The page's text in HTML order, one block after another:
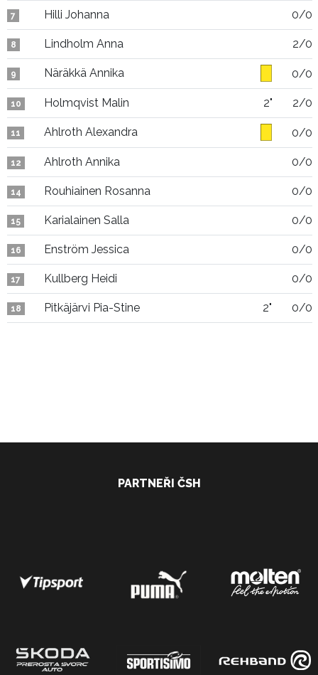
7 Hilli Johanna 0/0
8 Lindholm Anna 2/0
9 Näräkkä Annika 0/0
10 Holmqvist Malin 2" 2/0
11 Ahlroth Alexandra 0/0
12 Ahlroth Annika 0/0
14 Rouhiainen Rosanna 0/0
15 Karialainen Salla 0/0
16 Enström Jessica 0/0
17 Kullberg Heidi 0/0
18 Pitkäjärvi Pia-Stine 2" 0/0
PARTNEŘI ČSH